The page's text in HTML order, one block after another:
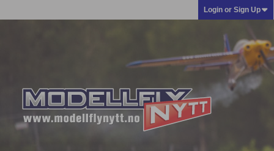
Login or Sign Up